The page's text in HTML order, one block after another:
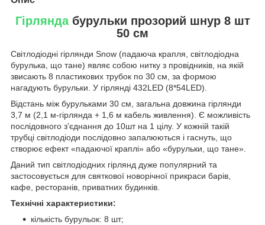
Гірляндабурульки прозорий шнур 8 шт
50 см
Світлодіодні гірлянди Snow (падаюча крапля, світлодіодна
бурулька, що тане) являє собою нитку з провідників, на якій
звисають 8 пластикових трубок по 30 см, за формою
нагадують бурульки. У гірлянді 432LED (8*54LED).
Відстань між бурульками 30 см, загальна довжина гірлянди
3,7 м (2,1 м-гірлянда + 1,6 м кабель живлення). Є можливість
послідовного з'єднання до 10шт на 1 цілу. У кожній такій
трубці світлодіоди послідовно запалюються і гаснуть, що
створює ефект «падаючої краплі» або «бурульки, що тане».
Даний тип світлодіодних гірлянд дуже популярний та
застосовується для святкової новорічної прикраси барів,
кафе, ресторанів, приватних будинків.
Технічні характеристики:
кількість бурульок: 8 шт;